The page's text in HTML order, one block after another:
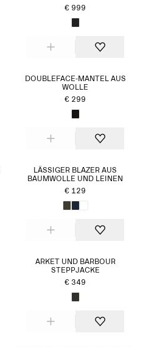
€ 999
DOUBLEFACE-MANTEL AUS
WOLLE
€ 299
LÄSSIGER BLAZER AUS
BAUMWOLLE UND LEINEN
€ 129
ARKET UND BARBOUR
STEPPJACKE
€ 349